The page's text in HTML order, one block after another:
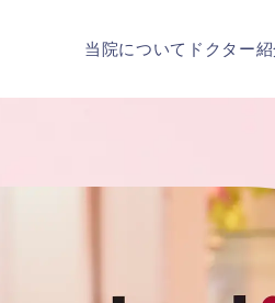
当院について ドクター